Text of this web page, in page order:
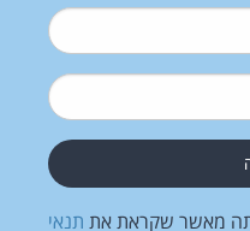
מאשר שקראת את תנאי